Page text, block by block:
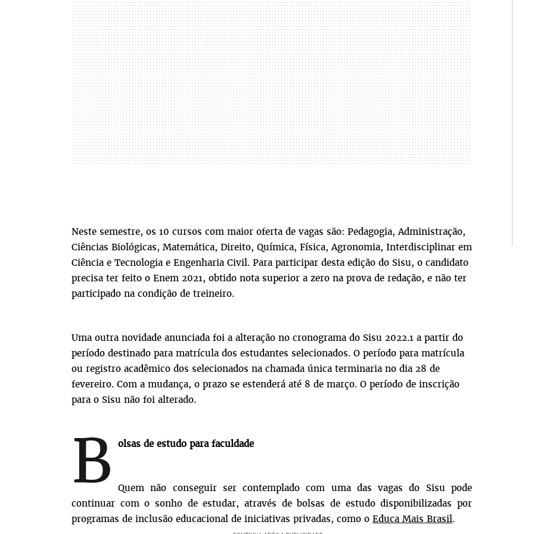
Neste semestre, os 10 cursos com maior oferta de vagas são: Pedagogia, Administração,
Ciências Biológicas, Matemática, Direito, Química, Física, Agronomia, Interdisciplinar em
Ciência e Tecnologia e Engenharia Civil. Para participar desta edição do Sisu, o candidato
precisa ter feito o Enem 2021, obtido nota superior a zero na prova de redação, e não ter
participado na condição de treineiro.
Uma outra novidade anunciada foi a alteração no cronograma do Sisu 2022.1 a partir do
período destinado para matrícula dos estudantes selecionados. O período para matrícula
ou registro acadêmico dos selecionados na chamada única terminaria no dia 28 de
fevereiro. Com a mudança, o prazo se estenderá até 8 de março. O período de inscrição
para o Sisu não foi alterado.
B olsas de estudo para faculdade
Quem não conseguir ser contemplado com uma das vagas do Sisu pode
continuar com o sonho de estudar, através de bolsas de estudo disponibilizadas por
programas de inclusão educacional de iniciativas privadas, como o Educa Mais Brasil.